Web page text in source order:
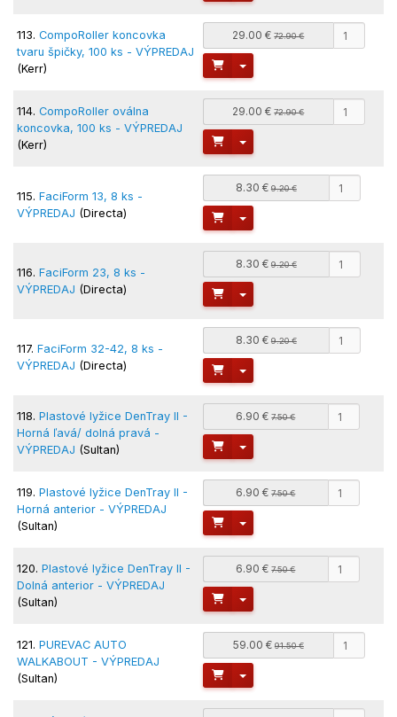
113. CompoRoller koncovka
tvaru špičky, 100 ks - VÝPREDAJ
(Kerr)
29.00 €72.90 €
Toggle Dropdown
114. CompoRoller oválna
koncovka, 100 ks - VÝPREDAJ
(Kerr)
29.00 €72.90 €
Toggle Dropdown
115. FaciForm 13, 8 ks -
VÝPREDAJ (Directa)
8.30 €9.20 €
Toggle Dropdown
116. FaciForm 23, 8 ks -
VÝPREDAJ (Directa)
8.30 €9.20 €
Toggle Dropdown
117. FaciForm 32-42, 8 ks -
VÝPREDAJ (Directa)
8.30 €9.20 €
Toggle Dropdown
118. Plastové lyžice DenTray II -
Horná ľavá/ dolná pravá -
VÝPREDAJ (Sultan)
6.90 €7.50 €
Toggle Dropdown
119. Plastové lyžice DenTray II -
Horná anterior - VÝPREDAJ
(Sultan)
6.90 €7.50 €
Toggle Dropdown
120. Plastové lyžice DenTray II -
Dolná anterior - VÝPREDAJ
(Sultan)
6.90 €7.50 €
Toggle Dropdown
121. PUREVAC AUTO
WALKABOUT - VÝPREDAJ
(Sultan)
59.00 €91.50 €
Toggle Dropdown